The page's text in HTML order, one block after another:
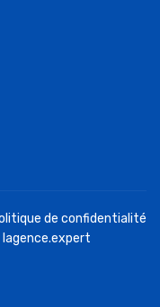
de confidentialité
lagence.expert